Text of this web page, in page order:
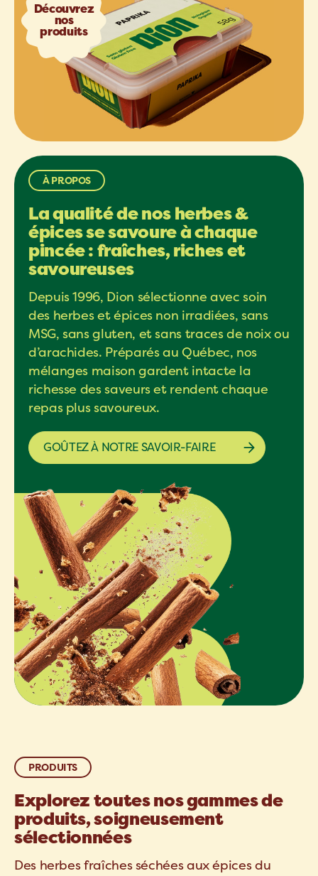
Découvrez
nos
produits
À PROPOS
La qualité de nos herbes &
épices se savoure à chaque
pincée : fraîches, riches et
savoureuses
Depuis 1996, Dion sélectionne avec soin
des herbes et épices non irradiées, sans
MSG, sans gluten, et sans traces de noix ou
d’arachides. Préparés au Québec, nos
mélanges maison gardent intacte la
richesse des saveurs et rendent chaque
repas plus savoureux.
GOÛTEZ À NOTRE SAVOIR-FAIRE
PRODUITS
Explorez toutes nos gammes de
produits, soigneusement
sélectionnées
Des herbes fraîches séchées aux épices du